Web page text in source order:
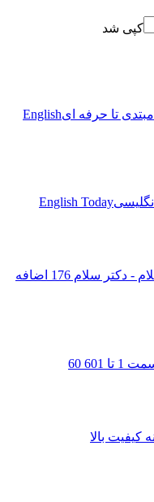
کپی شد
تا حرفه ایEnglish
English Today
تمامی قسمت کلیپ طنز دکتر سلام - دکتر سلام 176 اضافه
60
1 60
بالا